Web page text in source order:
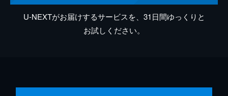
U-NEXTがお届けするサービスを、31日間ゆっくりと
お試しください。